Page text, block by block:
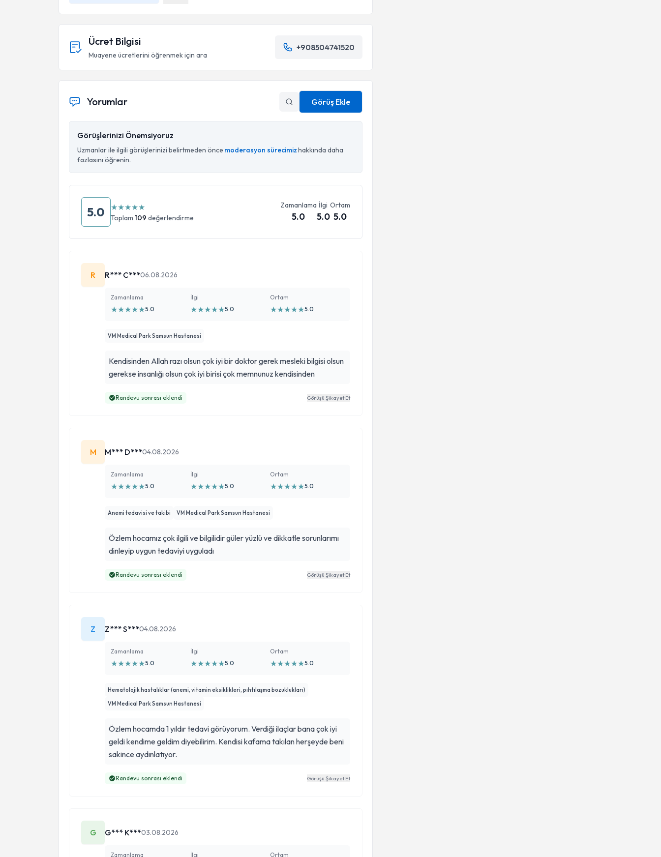
Ücret Bilgisi
Muayene ücretlerini öğrenmek için ara
+908504741520
Yorumlar Görüş Ekle
Görüşlerinizi Önemsiyoruz
Uzmanlar ile ilgili görüşlerinizi belirtmeden önce moderasyon sürecimizhakkında daha
fazlasını öğrenin.
5.0 ★★★★★
Toplam 109 değerlendirme
Zamanlama
5.0
İlgi
5.0
Ortam
5.0
R R*** C***06.08.2026
Zamanlama
★★★★★5.0
İlgi
★★★★★5.0
Ortam
★★★★★5.0
VM Medical Park Samsun Hastanesi
Kendisinden Allah razı olsun çok iyi bir doktor gerek mesleki bilgisi olsun
gerekse insanlığı olsun çok iyi birisi çok memnunuz kendisinden
Randevu sonrası eklendi Görüşü Şikayet Et
M M*** D***04.08.2026
Zamanlama
★★★★★5.0
İlgi
★★★★★5.0
Ortam
★★★★★5.0
Anemi tedavisi ve takibi VM Medical Park Samsun Hastanesi
Özlem hocamız çok ilgili ve bilgilidir güler yüzlü ve dikkatle sorunlarımı
dinleyip uygun tedaviyi uyguladı
Randevu sonrası eklendi Görüşü Şikayet Et
Z Z*** S***04.08.2026
Zamanlama
★★★★★5.0
İlgi
★★★★★5.0
Ortam
★★★★★5.0
Hematolojik hastalıklar (anemi, vitamin eksiklikleri, pıhtılaşma bozuklukları)
VM Medical Park Samsun Hastanesi
Özlem hocamda 1 yıldır tedavi görüyorum. Verdiği ilaçlar bana çok iyi
geldi kendime geldim diyebilirim. Kendisi kafama takılan herşeyde beni
sakince aydınlatıyor.
Randevu sonrası eklendi Görüşü Şikayet Et
G G*** K***03.08.2026
Zamanlama İlgi Ortam